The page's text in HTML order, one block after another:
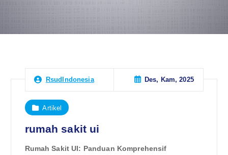
RsudIndonesia Des, Kam, 2025
Artikel
rumah sakit ui
Rumah Sakit UI: Panduan Komprehensif